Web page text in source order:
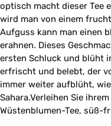
optisch macht dieser Tee
wird man von einem
Aufguss kann man einen
erahnen. Dieses
ersten Schluck und blüht
erfrischt und belebt, der
immer weiter aufblüht,
Sahara.Verleihen Sie
Wüstenblumen-Tee, süß-